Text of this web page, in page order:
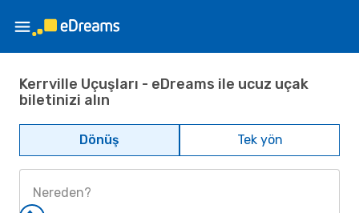
Kerrville Uçuşları - eDreams ile ucuz uçak
biletinizi alın
Dönüş Tek yön
Nereden?